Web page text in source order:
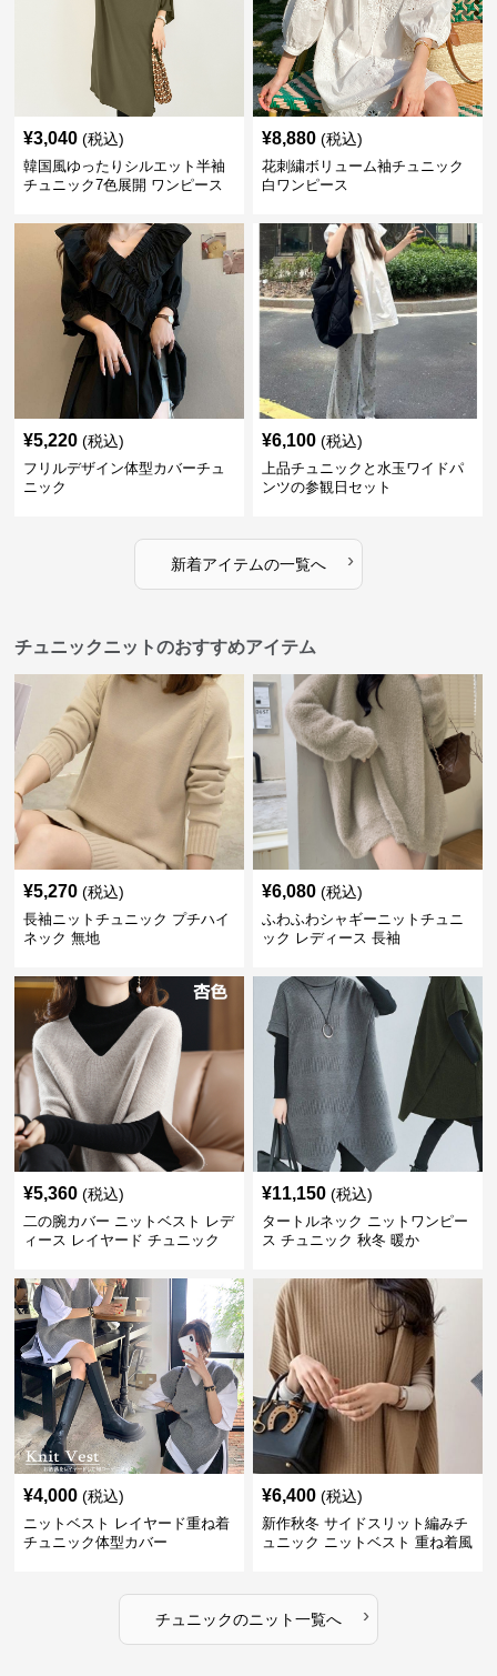
¥3,040 (税込)
韓国風ゆったりシルエット半袖
チュニック7色展開 ワンピース
¥8,880 (税込)
花刺繍ボリューム袖チュニック
白ワンピース
¥5,220 (税込)
フリルデザイン体型カバーチュ
ニック
¥6,100 (税込)
上品チュニックと水玉ワイドパ
ンツの参観日セット
新着アイテムの一覧へ ›
チュニックニットのおすすめアイテム
¥5,270 (税込)
長袖ニットチュニック プチハイ
ネック 無地
¥6,080 (税込)
ふわふわシャギーニットチュニ
ック レディース 長袖
¥5,360 (税込)
二の腕カバー ニットベスト レデ
ィース レイヤード チュニック
¥11,150 (税込)
タートルネック ニットワンピー
ス チュニック 秋冬 暖か
¥4,000 (税込)
ニットベスト レイヤード重ね着
チュニック体型カバー
¥6,400 (税込)
新作秋冬 サイドスリット編みチ
ュニック ニットベスト 重ね着風
チュニックのニット一覧へ ›